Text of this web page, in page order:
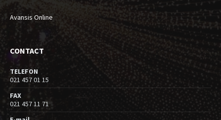
Avansis Online
CONTACT
TELEFON
021 457 01 15
FAX
021 457 11 71